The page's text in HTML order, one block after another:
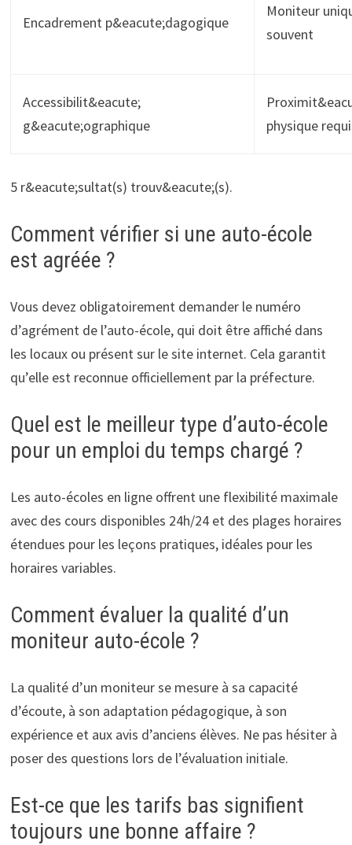
Encadrement p&eacute;dagogique
Moniteur
souvent
Accessibilit&eacute;
g&eacute;ographique
physique
5 r&eacute;sultat(s) trouv&eacute;(s).
Comment vérifier si une auto-école
est agréée ?
Vous devez obligatoirement demander le numéro
d’agrément de l’auto-école, qui doit être affiché dans
les locaux ou présent sur le site internet. Cela garantit
qu’elle est reconnue officiellement par la préfecture.
Quel est le meilleur type d’auto-école
pour un emploi du temps chargé ?
Les auto-écoles en ligne offrent une flexibilité maximale
avec des cours disponibles 24h/24 et des plages horaires
étendues pour les leçons pratiques, idéales pour les
horaires variables.
Comment évaluer la qualité d’un
moniteur auto-école ?
La qualité d’un moniteur se mesure à sa capacité
d’écoute, à son adaptation pédagogique, à son
expérience et aux avis d’anciens élèves. Ne pas hésiter à
poser des questions lors de l’évaluation initiale.
Est-ce que les tarifs bas signifient
toujours une bonne affaire ?